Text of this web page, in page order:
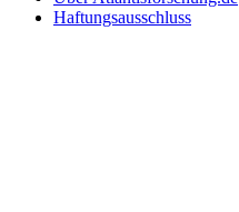
Haftungsausschluss